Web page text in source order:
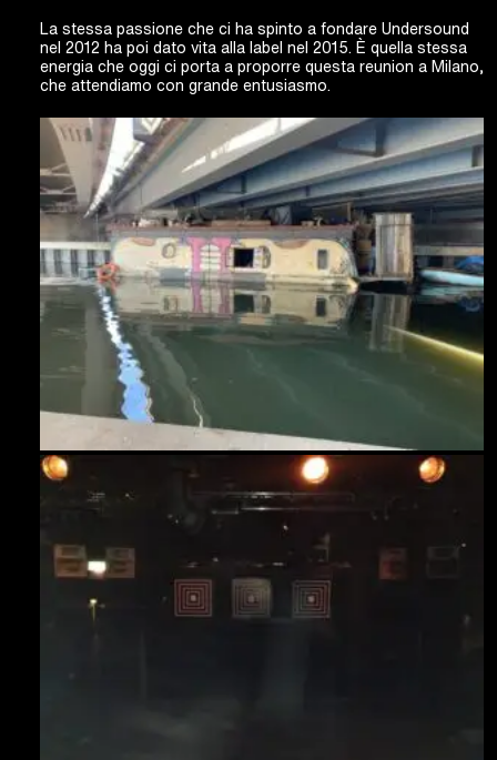
La stessa passione che ci ha spinto a fondare Undersound
nel 2012 ha poi dato vita alla label nel 2015. È quella stessa
energia che oggi ci porta a proporre questa reunion a Milano,
che attendiamo con grande entusiasmo.